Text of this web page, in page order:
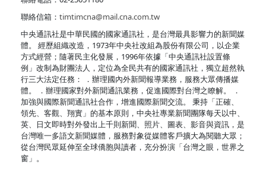
聯絡信箱： timtimcna@mail.cna.com.tw
中央通訊社是中華民國的國家通訊社，是台灣最具影響力的新聞媒
體。 經歷組織改造，1973年中央社改組為股份有限公司，以企業
方式經營；隨著民主化發展，1996年依據「中央通訊社設置條
例」改制為財團法人，定位為全民共有的國家通訊社，獨立超然執
行三大法定任務： ．辦理國內外新聞報導業務，服務大眾傳播媒
體。 ．辦理國家對外新聞通訊業務，促進國際對台灣之瞭解。 ．
加強與國際新聞通訊社合作，增進國際新聞交流。 秉持「正確、
領先、客觀、翔實」的基本原則，中央社專業新聞團隊每天以中、
英、日文即時對外發出上千則新聞、照片、圖表、影音與資訊，是
台灣唯一多語文新聞媒體，服務對象從媒體客戶擴大為閱聽大眾；
從台灣民眾延伸至全球僑胞與讀者，充分扮演「台灣之眼，世界之
窗」。